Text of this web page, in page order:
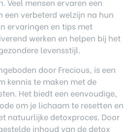
Veel mensen ervaren een
een verbeterd welzijn na hun
ervaringen en tips met
werken en helpen bij het
levensstijl.
door Frecious, is een
kennis te maken met de
Het biedt een eenvoudige,
om je lichaam te resetten en
natuurlijke detoxproces. Door
inhoud van de detox